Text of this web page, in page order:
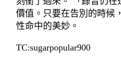
價值。只要在告別的時候
性命中的美妙。
TC:sugarpopular900